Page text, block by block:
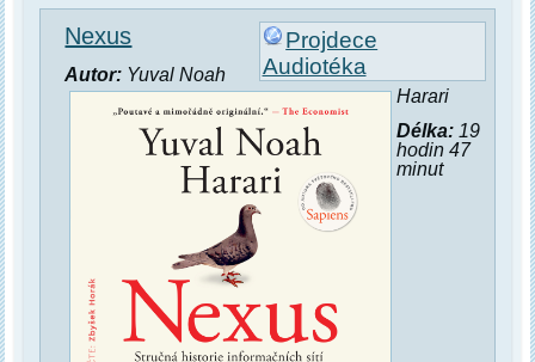
Projdece
Audiotéka
Nexus
Autor: Yuval Noah
Harari
Délka:19
hodin 47
minut